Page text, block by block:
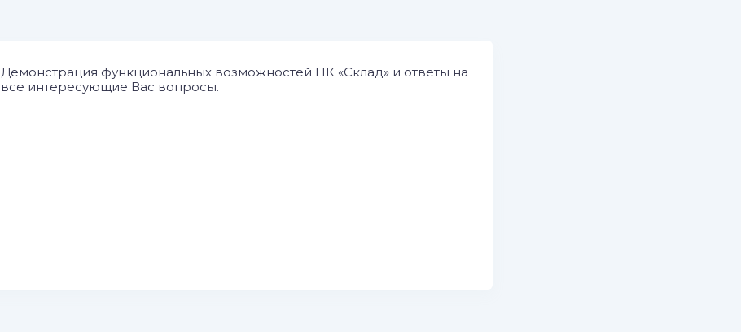
Демонстрация функциональных возможностей ПК «Склад» и ответы на
все интересующие Вас вопросы.